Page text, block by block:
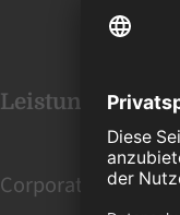
Leistungen
Corporate Services